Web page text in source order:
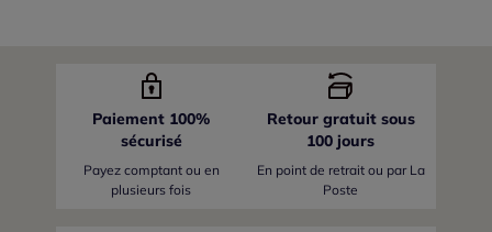
Paiement 100%
sécurisé
Payez comptant ou en
plusieurs fois
Retour gratuit sous
100 jours
En point de retrait ou par La
Poste